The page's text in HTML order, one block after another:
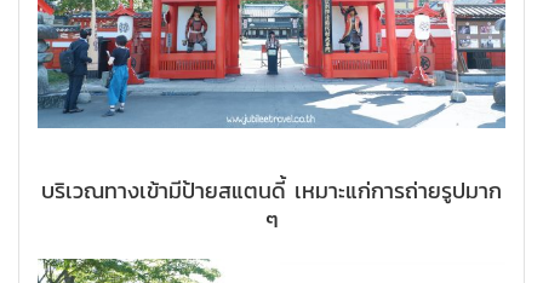
บริเวณทางเข้ามีป้ายสแตนดี้ เหมาะแก่การถ่ายรูปมาก
ๆ